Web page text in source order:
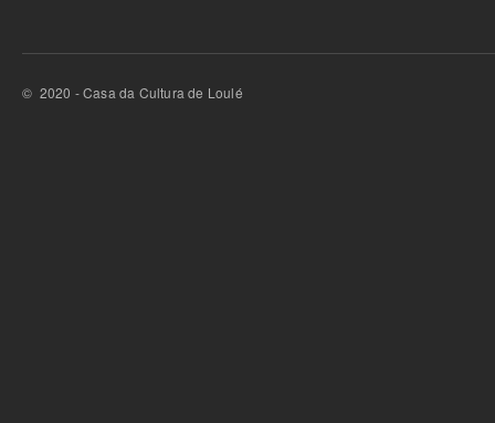
© 2020 - Casa da Cultura de Loulé